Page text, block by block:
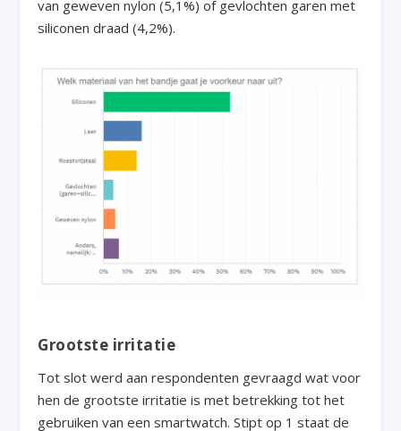
van geweven nylon (5,1%) of gevlochten garen met
siliconen draad (4,2%).
Grootste irritatie
Tot slot werd aan respondenten gevraagd wat voor
hen de grootste irritatie is met betrekking tot het
gebruiken van een smartwatch. Stipt op 1 staat de